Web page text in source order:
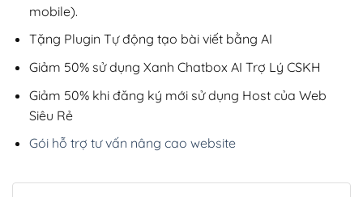
mobile).
Tặng Plugin Tự động tạo bài viết bằng AI
Giảm 50% sử dụng Xanh Chatbox AI Trợ Lý CSKH
Giảm 50% khi đăng ký mới sử dụng Host của Web
Siêu Rẻ
Gói hỗ trợ tư vấn nâng cao website